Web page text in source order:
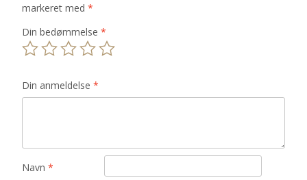
markeret med *
Din bedømmelse *
Din anmeldelse *
Navn *